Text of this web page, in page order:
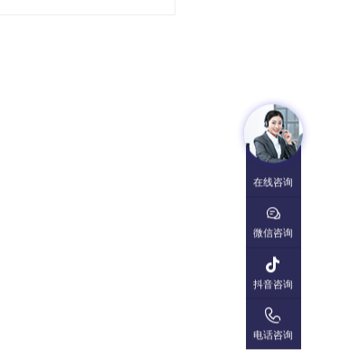
在线咨询

微信咨询

抖音咨询

电话咨询